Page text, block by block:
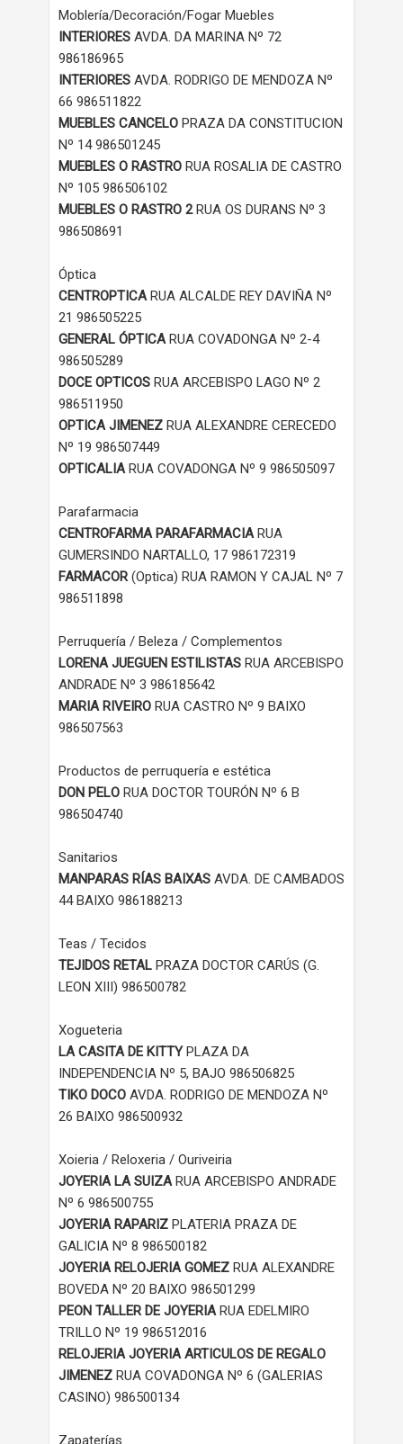
Moblería/Decoración/Fogar Muebles
INTERIORES AVDA. DA MARINA Nº 72
986186965
INTERIORES AVDA. RODRIGO DE MENDOZA Nº
66 986511822
MUEBLES CANCELO PRAZA DA CONSTITUCION
Nº 14 986501245
MUEBLES O RASTRO RUA ROSALIA DE CASTRO
Nº 105 986506102
MUEBLES O RASTRO 2RUA OS DURANS Nº 3
986508691
Óptica
CENTROPTICARUA ALCALDE REY DAVIÑA Nº
21 986505225
GENERAL ÓPTICARUA COVADONGA Nº 2-4
986505289
DOCE OPTICOS RUA ARCEBISPO LAGO Nº 2
986511950
OPTICA JIMENEZ RUA ALEXANDRE CERECEDO
Nº 19 986507449
OPTICALIARUA COVADONGA Nº 9 986505097
Parafarmacia
CENTROFARMA PARAFARMACIARUA
GUMERSINDO NARTALLO, 17 986172319
FARMACOR(Optica) RUA RAMON Y CAJAL Nº 7
986511898
Perruquería / Beleza / Complementos
LORENA JUEGUEN ESTILISTAS RUA ARCEBISPO
ANDRADE Nº 3 986185642
MARIA RIVEIRO RUA CASTRO Nº 9 BAIXO
986507563
Productos de perruquería e estética
DON PELO RUA DOCTOR TOURÓN Nº 6 B
986504740
Sanitarios
MANPARAS RÍAS BAIXAS AVDA. DE CAMBADOS
44 BAIXO 986188213
Teas / Tecidos
TEJIDOS RETAL PRAZA DOCTOR CARÚS (G.
LEON XIII) 986500782
Xogueteria
LA CASITA DE KITTYPLAZA DA
INDEPENDENCIA Nº 5, BAJO 986506825
TIKO DOCO AVDA. RODRIGO DE MENDOZA Nº
26 BAIXO 986500932
Xoieria / Reloxeria / Ouriveiria
JOYERIA LA SUIZARUA ARCEBISPO ANDRADE
Nº 6 986500755
JOYERIA RAPARIZ PLATERIA PRAZA DE
GALICIA Nº 8 986500182
JOYERIA RELOJERIA GOMEZ RUA ALEXANDRE
BOVEDA Nº 20 BAIXO 986501299
PEON TALLER DE JOYERIARUA EDELMIRO
TRILLO Nº 19 986512016
RELOJERIA JOYERIA ARTICULOS DE REGALO
JIMENEZ RUA COVADONGA Nº 6 (GALERIAS
CASINO) 986500134
Zapaterías